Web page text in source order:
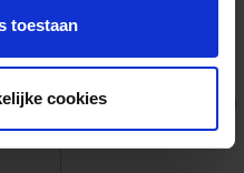
toestaan
cookies Eigen foto’s